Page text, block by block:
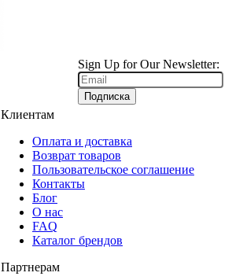
Sign Up for Our Newsletter:
Подписка
Клиентам
Оплата и доставка
Возврат товаров
Пользовательское соглашение
Контакты
Блог
О нас
FAQ
Каталог брендов
Партнерам